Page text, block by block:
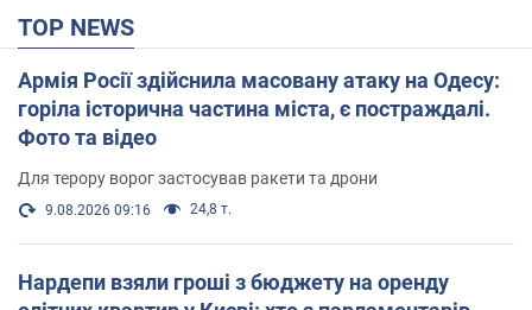
TOP NEWS
Армія Росії здійснила масовану атаку на Одесу:
горіла історична частина міста, є постраждалі.
Фото та відео
Для терору ворог застосував ракети та дрони
9.08.2026 09:16 24,8 т.
Нардепи взяли гроші з бюджету на оренду